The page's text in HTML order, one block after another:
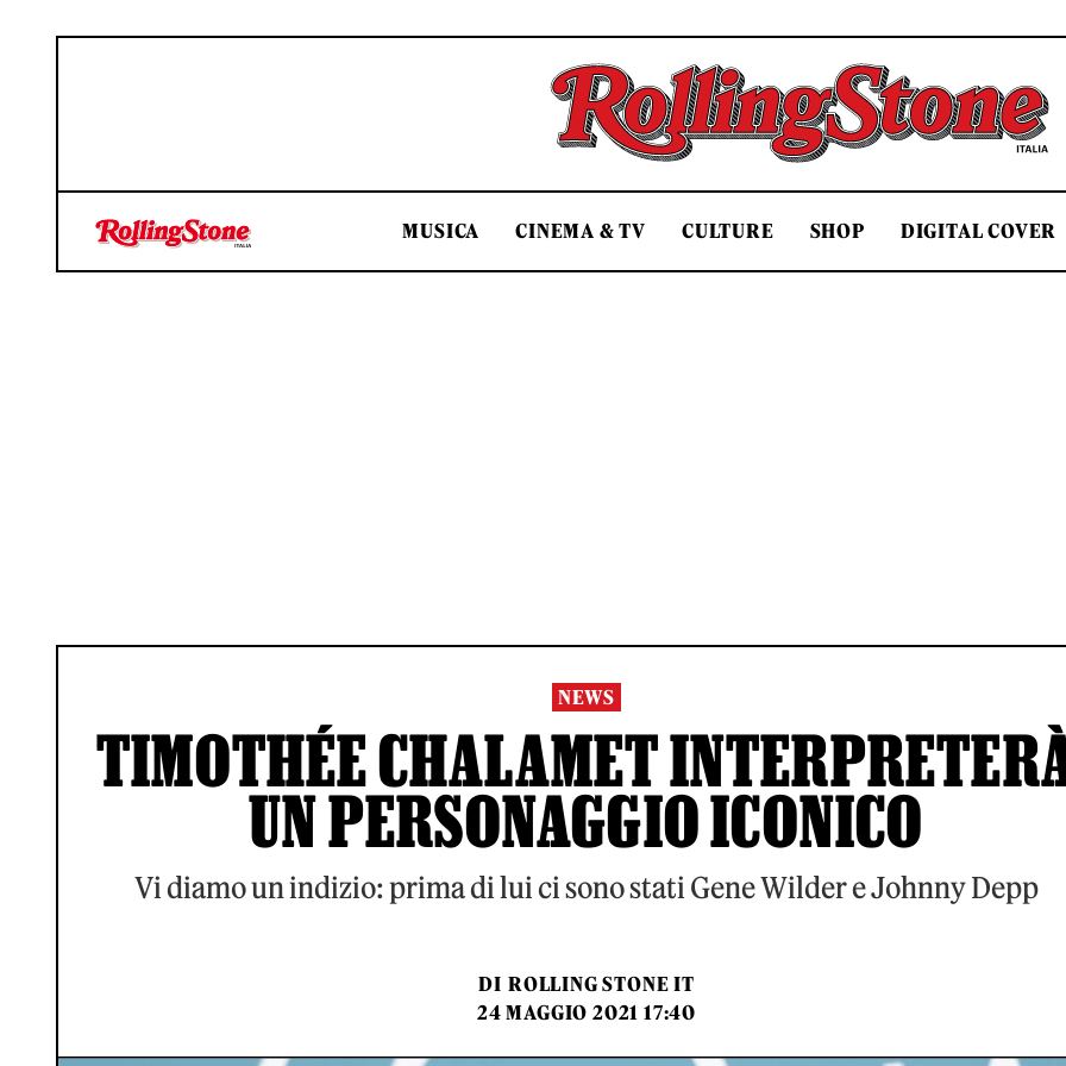
Rolling Stone Italia
MUSICA CINEMA & TV CULTURE SHOP DIGITAL COVER
NEWS
TIMOTHÉE CHALAMET
UN PERSONAGGIO ICONICO
Vi diamo un indizio: prima di lui ci sono stati Gene Wilder e Johnny Depp
DI ROLLING STONE IT
24 MAGGIO 2021 17:40